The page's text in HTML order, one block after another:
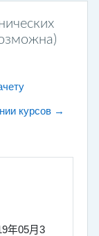
курсов →
年05月3